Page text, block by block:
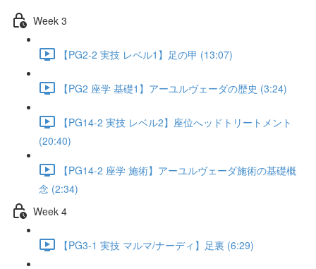
Week 3
【PG2-2 実技 レベル1】足の甲 (13:07)
【PG2 座学 基礎1】アーユルヴェーダの歴史 (3:24)
【PG14-2 実技 レベル2】座位へッドトリートメント
(20:40)
【PG14-2 座学 施術】アーユルヴェーダ施術の基礎概
念 (2:34)
Week 4
【PG3-1 実技 マルマ/ナーディ】足裏 (6:29)